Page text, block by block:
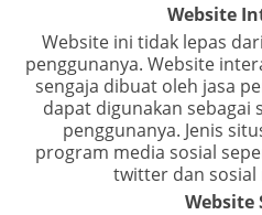
Website
Website ini tidak lepas
penggunanya. Website
sengaja dibuat oleh jasa
dapat digunakan sebagai
penggunanya. Jenis
program media sosial
twitter dan sosial
Website